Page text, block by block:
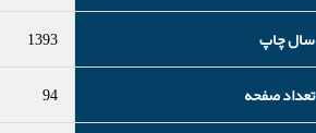
سال چاپ
1393
تعداد صفحه
94